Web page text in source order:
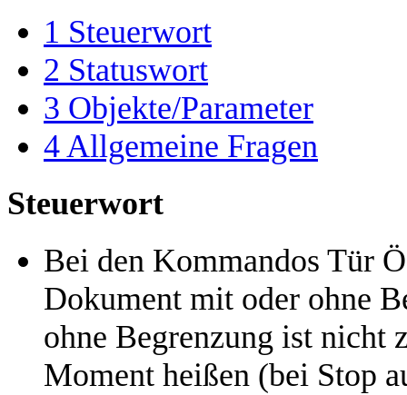
1 Steuerwort
2 Statuswort
3 Objekte/Parameter
4 Allgemeine Fragen
Steuerwort
Bei den Kommandos Tür
Dokument mit oder ohne
ohne Begrenzung ist nicht
Moment heißen (bei Stop